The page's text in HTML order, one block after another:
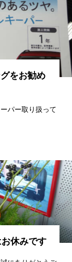
をお勧め
パー取り扱って
休みです